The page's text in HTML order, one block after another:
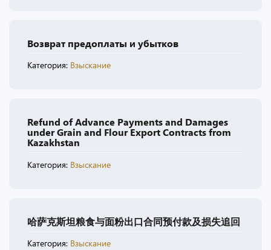
Возврат предоплаты и убытков
Категория: Взыскание
Refund of Advance Payments and Damages
under Grain and Flour Export Contracts from
Kazakhstan
Категория: Взыскание
哈萨克斯坦粮食与面粉出口合同预付款及损失追回
Категория: Взыскание